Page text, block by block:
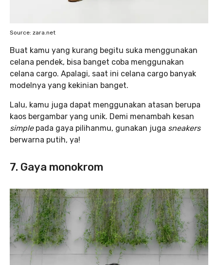
Source: zara.net
Buat kamu yang kurang begitu suka menggunakan
celana pendek, bisa banget coba menggunakan
celana cargo. Apalagi, saat ini celana cargo banyak
modelnya yang kekinian banget.
Lalu, kamu juga dapat menggunakan atasan berupa
kaos bergambar yang unik. Demi menambah kesan
simplepada gaya pilihanmu, gunakan juga sneakers
berwarna putih, ya!
7. Gaya monokrom